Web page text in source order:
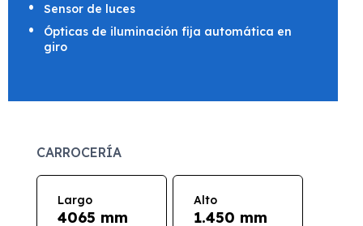
Sensor de luces
Ópticas de iluminación fija automática en
giro
CARROCERÍA
Largo
4065 mm
Alto
1.450 mm